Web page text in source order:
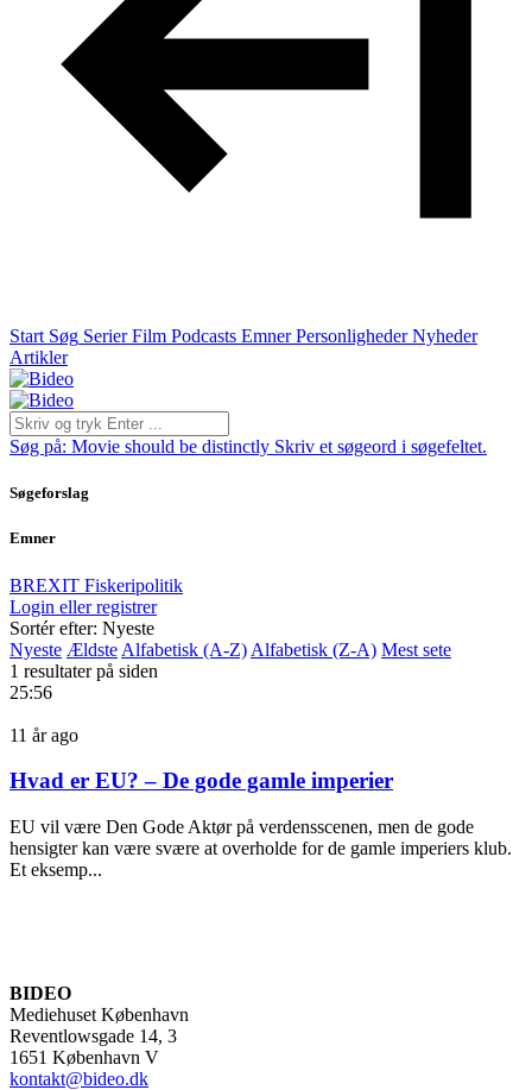
Start Søg Serier Film Podcasts Emner Personligheder Nyheder
Artikler
Søg på: Movie should be distinctly Skriv et søgeord i søgefeltet.
Søgeforslag
Emner
BREXIT Fiskeripolitik
Login eller registrer
Sortér efter: Nyeste
Nyeste Ældste Alfabetisk (A-Z) Alfabetisk (Z-A) Mest sete
1 resultater på siden
25:56
11 år ago
Hvad er EU? – De gode gamle imperier
EU vil være Den Gode Aktør på verdensscenen, men de gode
hensigter kan være svære at overholde for de gamle imperiers klub.
Et eksemp...
BIDEO
Mediehuset København
Reventlowsgade 14, 3
1651 København V
kontakt@bideo.dk